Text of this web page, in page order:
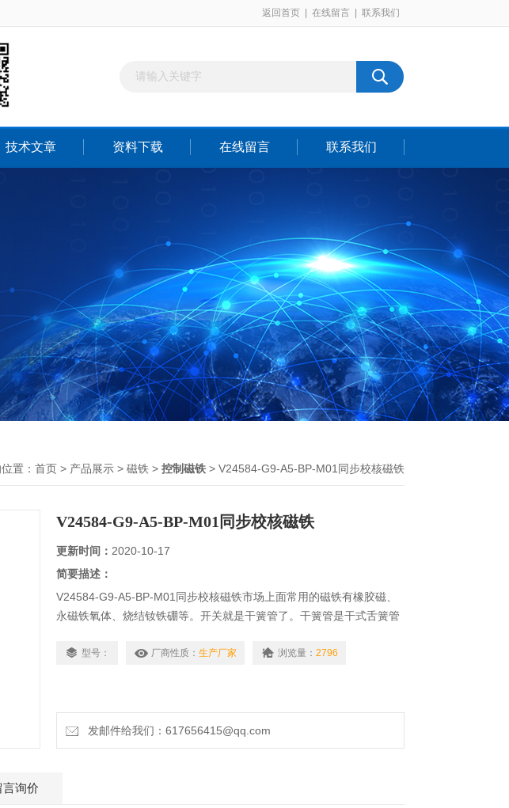
返回首页 在线留言 联系我们
技术文章 资料下载 在线留言 联系我们
置： 首页 > 产品展示 > 磁铁 > 控制磁铁 > V24584-G9-A5-BP-M01同步校核磁铁
V24584-G9-A5-BP-M01同步校核磁铁
更新时间： 2020-10-17
简要描述：
V24584-G9-A5-BP-M01同步校核磁铁市场上面常用的磁铁有橡胶磁、
永磁铁氧体、烧结钕铁硼等。开关就是干簧管了。干簧管是干式舌簧管
控制等点。
型号： 厂商性质： 生产厂家 浏览量： 2796
发邮件给我们：617656415@qq.com
言询价